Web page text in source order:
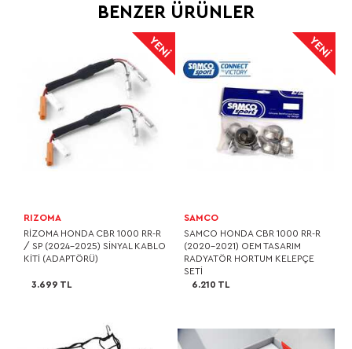
BENZER ÜRÜNLER
RIZOMA
RIZOMA HONDA CBR 1000 RR-R
/ SP (2024-2025) SINYAL KABLO
KITI (ADAPTÖRÜ)
3.699 TL
SAMCO
SAMCO HONDA CBR 1000 RR-R
(2020-2021) OEM TASARIM
RADYATÖR HORTUM KELEPÇE
SETI
6.210 TL